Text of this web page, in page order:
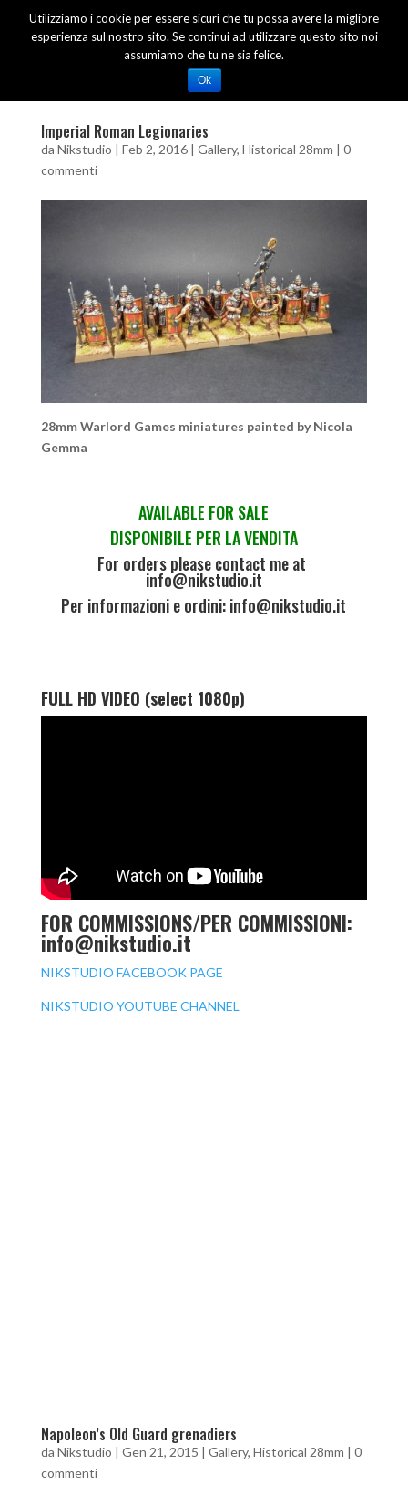
Imperial Roman Legionaries
da Nikstudio | Feb 2, 2016| Gallery, Historical 28mm | 0
commenti
28mm Warlord Games miniatures painted by Nicola
Gemma
AVAILABLE FOR SALE
DISPONIBILE PER LA VENDITA
For orders please contact me at
info@nikstudio.it
Per informazioni e ordini: info@nikstudio.it
FULL HD VIDEO (select 1080p)
FOR COMMISSIONS/PER COMMISSIONI:
info@nikstudio.it
NIKSTUDIO FACEBOOK PAGE
NIKSTUDIO YOUTUBE CHANNEL
Napoleon’s Old Guard grenadiers
da Nikstudio | Gen 21, 2015 | Gallery, Historical 28mm | 0
commenti
Utilizziamo i cookie per essere sicuri che tu possa avere la migliore
esperienza sul nostro sito. Se continui ad utilizzare questo sito noi
assumiamo che tu ne sia felice.
Ok